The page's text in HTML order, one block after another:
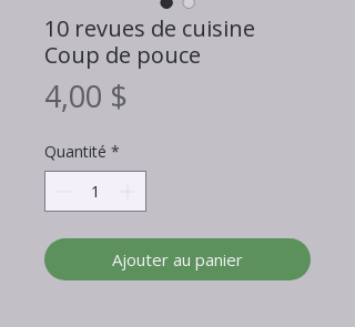
10 revues de cuisine
Coup de pouce
4,00 $
Quantité *
Ajouter au panier